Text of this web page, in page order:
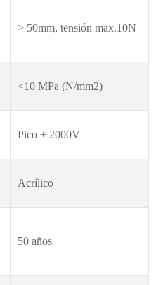
> 50mm, tensión max.10N
<10 MPa (N/mm2)
Pico ± 2000V
Acrílico
50 años